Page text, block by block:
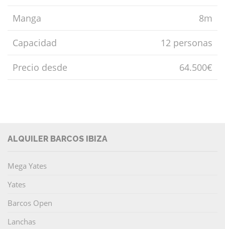
Manga 8m
Capacidad 12 personas
Precio desde 64.500€
ALQUILER BARCOS IBIZA
Mega Yates
Yates
Barcos Open
Lanchas